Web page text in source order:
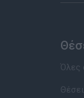
Όλες